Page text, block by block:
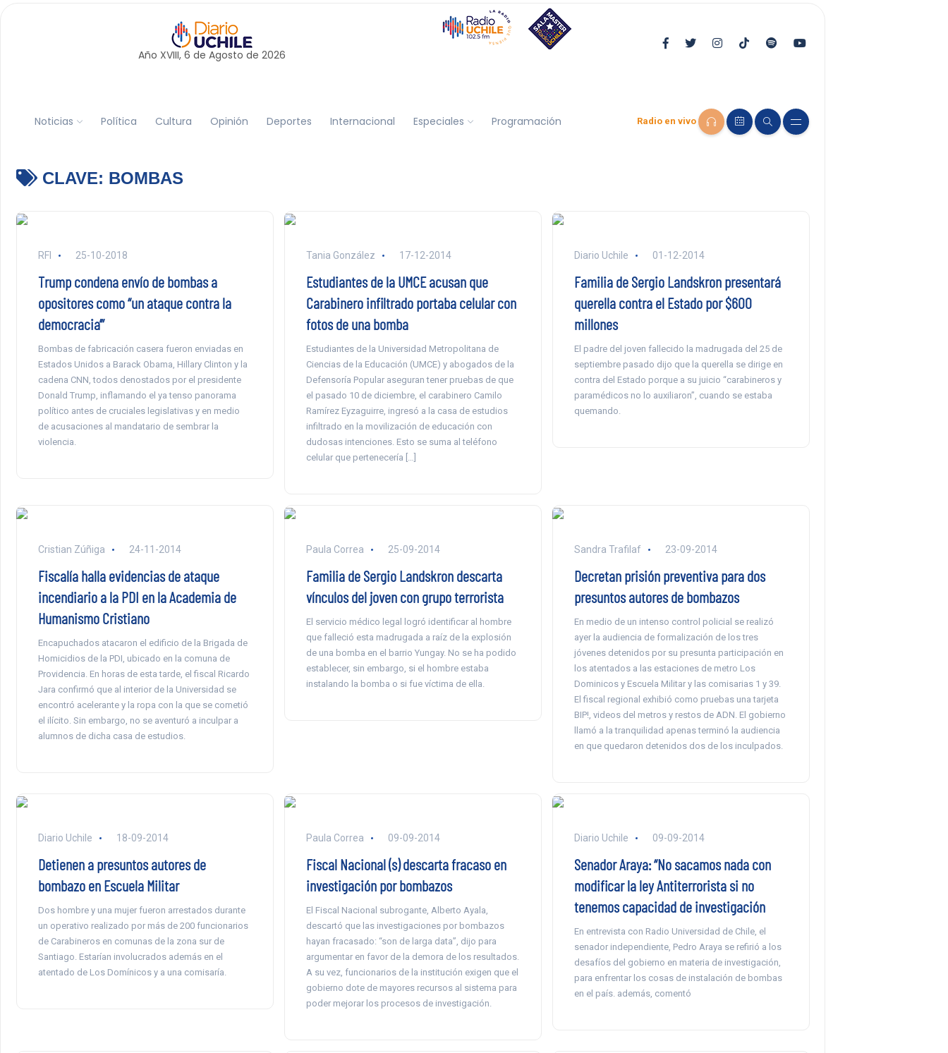
Año XVIII, 6 de Agosto de 2026
Noticias Política Cultura Opinión Deportes Internacional Especiales Programación Radio en vivo
CLAVE: BOMBAS
RFI 25-10-2018
Trump condena envío de bombas a
opositores como “un ataque contra la
democracia’”
Bombas de fabricación casera fueron enviadas en
Estados Unidos a Barack Obama, Hillary Clinton y la
cadena CNN, todos denostados por el presidente
Donald Trump, inflamando el ya tenso panorama
político antes de cruciales legislativas y en medio
de acusaciones al mandatario de sembrar la
violencia.
Tania González 17-12-2014
Estudiantes de la UMCE acusan que
Carabinero infiltrado portaba celular con
fotos de una bomba
Estudiantes de la Universidad Metropolitana de
Ciencias de la Educación (UMCE) y abogados de la
Defensoría Popular aseguran tener pruebas de que
el pasado 10 de diciembre, el carabinero Camilo
Ramírez Eyzaguirre, ingresó a la casa de estudios
infiltrado en la movilización de educación con
dudosas intenciones. Esto se suma al teléfono
celular que pertenecería […]
Diario Uchile 01-12-2014
Familia de Sergio Landskron presentará
querella contra el Estado por $600
millones
El padre del joven fallecido la madrugada del 25 de
septiembre pasado dijo que la querella se dirige en
contra del Estado porque a su juicio “carabineros y
paramédicos no lo auxiliaron”, cuando se estaba
quemando.
Cristian Zúñiga 24-11-2014
Fiscalía halla evidencias de ataque
incendiario a la PDI en la Academia de
Humanismo Cristiano
Encapuchados atacaron el edificio de la Brigada de
Homicidios de la PDI, ubicado en la comuna de
Providencia. En horas de esta tarde, el fiscal Ricardo
Jara confirmó que al interior de la Universidad se
encontró acelerante y la ropa con la que se cometió
el ilícito. Sin embargo, no se aventuró a inculpar a
alumnos de dicha casa de estudios.
Paula Correa 25-09-2014
Familia de Sergio Landskron descarta
vínculos del joven con grupo terrorista
El servicio médico legal logró identificar al hombre
que falleció esta madrugada a raíz de la explosión
de una bomba en el barrio Yungay. No se ha podido
establecer, sin embargo, si el hombre estaba
instalando la bomba o si fue víctima de ella.
Sandra Trafilaf 23-09-2014
Decretan prisión preventiva para dos
presuntos autores de bombazos
En medio de un intenso control policial se realizó
ayer la audiencia de formalización de los tres
jóvenes detenidos por su presunta participación en
los atentados a las estaciones de metro Los
Dominicos y Escuela Militar y las comisarias 1 y 39.
El fiscal regional exhibió como pruebas una tarjeta
BIP!, videos del metros y restos de ADN. El gobierno
llamó a la tranquilidad apenas terminó la audiencia
en que quedaron detenidos dos de los inculpados.
Diario Uchile 18-09-2014
Detienen a presuntos autores de
bombazo en Escuela Militar
Dos hombre y una mujer fueron arrestados durante
un operativo realizado por más de 200 funcionarios
de Carabineros en comunas de la zona sur de
Santiago. Estarían involucrados además en el
atentado de Los Domínicos y a una comisaría.
Paula Correa 09-09-2014
Fiscal Nacional (s) descarta fracaso en
investigación por bombazos
El Fiscal Nacional subrogante, Alberto Ayala,
descartó que las investigaciones por bombazos
hayan fracasado: “son de larga data”, dijo para
argumentar en favor de la demora de los resultados.
A su vez, funcionarios de la institución exigen que el
gobierno dote de mayores recursos al sistema para
poder mejorar los procesos de investigación.
Diario Uchile 09-09-2014
Senador Araya: “No sacamos nada con
modificar la ley Antiterrorista si no
tenemos capacidad de investigación
En entrevista con Radio Universidad de Chile, el
senador independiente, Pedro Araya se refirió a los
desafíos del gobierno en materia de investigación,
para enfrentar los cosas de instalación de bombas
en el país. además, comentó